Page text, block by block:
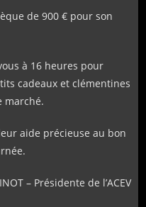
de 900 € pour son
à 16 heures pour
cadeaux et clémentines
marché.
aide précieuse au bon
– Présidente de l’ACEV